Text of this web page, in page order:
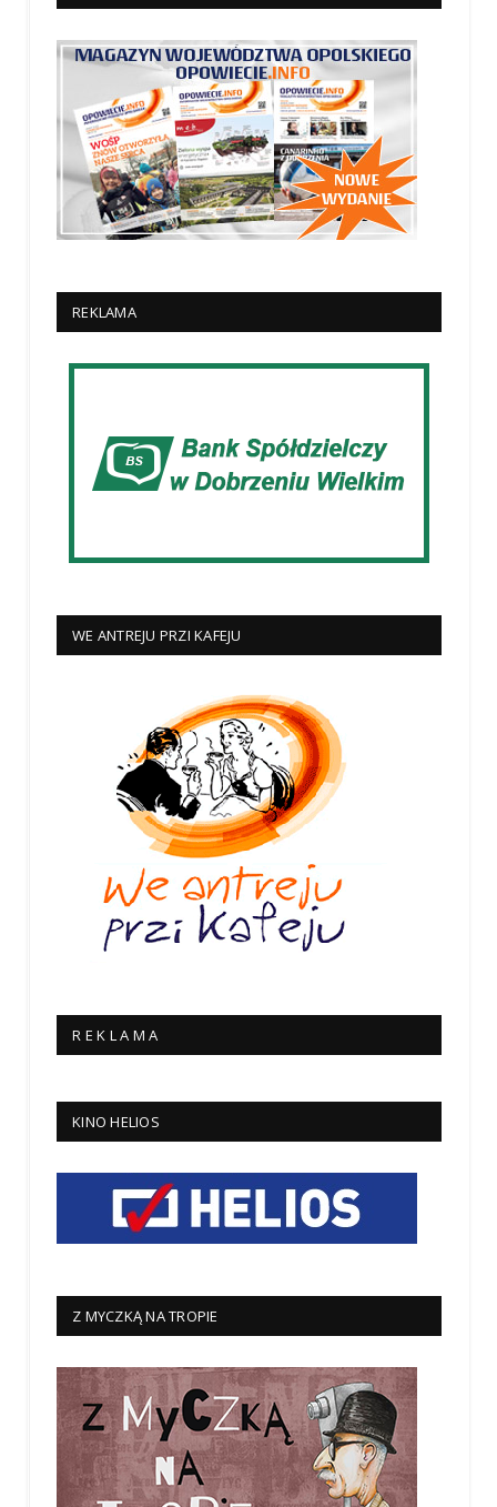
REKLAMA
WE ANTREJU PRZI KAFEJU
R E K L A M A
KINO HELIOS
Z MYCZKĄ NA TROPIE